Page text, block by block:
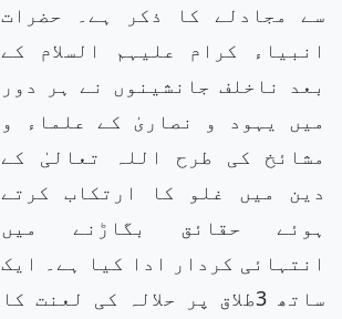
سے مجادلے کا ذکر ہے۔ حضرات
انبیاء کرام علیہم السلام کے
بعد ناخلف جانشینوں نے ہر دور
میں یہود و نصاریٰ کے علماء و
مشائخ کی طرح اللہ تعالیٰ کے
دین میں غلو کا ارتکاب کرتے
ہوئے حقائق بگاڑنے میں
انتہائی کردار ادا کیا ہے۔ ایک
ساتھ 3طلاق پر حلالہ کی لعنت کا